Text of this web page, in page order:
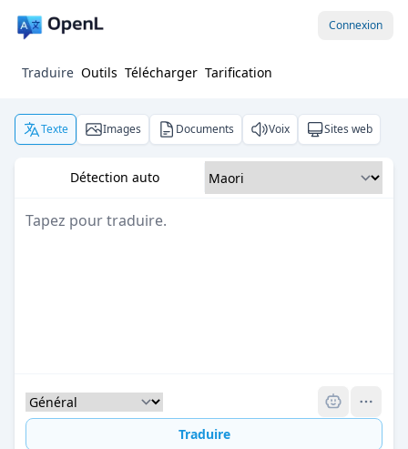
Connexion
Traduire Outils Télécharger Tarification
Texte Images Documents Voix Sites web
Détection auto
Traduire